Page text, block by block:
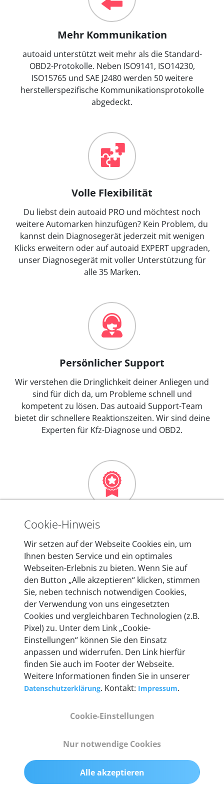
Mehr Kommunikation
autoaid unterstützt weit mehr als die Standard-
OBD2-Protokolle. Neben ISO9141, ISO14230,
ISO15765 und SAE J2480 werden 50 weitere
herstellerspezifische Kommunikationsprotokolle
abgedeckt.
Volle Flexibilität
Du liebst dein autoaid PRO und möchtest noch
weitere Automarken hinzufügen? Kein Problem, du
kannst dein Diagnosegerät jederzeit mit wenigen
Klicks erweitern oder auf autoaid EXPERT upgraden,
unser Diagnosegerät mit voller Unterstützung für
alle 35 Marken.
Persönlicher Support
Wir verstehen die Dringlichkeit deiner Anliegen und
sind für dich da, um Probleme schnell und
kompetent zu lösen. Das autoaid Support-Team
bietet dir schnellere Reaktionszeiten. Wir sind deine
Experten für Kfz-Diagnose und OBD2.
Mehr als 10 Jahre Erfahrung
In den Kfz-Diagnosegeräten von autoaid stecken
mehr als 10 Jahre Erfahrung, und auch in Zukunft
entwickeln wir unsere Produkte am Standort in
Berlin laufend weiter. Auf diese Qualität vertrauen
heute mehr als 60.000 Privatkunden und
Unternehmen.
Technische Details &
Lieferumfang
Abmessungen
Gewicht
200 g
Cookie-Hinweis
Wir setzen auf der Webseite Cookies ein, um
Ihnen besten Service und ein optimales
Webseiten-Erlebnis zu bieten. Wenn Sie auf
den Button „Alle akzeptieren“ klicken, stimmen
Sie, neben technisch notwendigen Cookies,
der Verwendung von uns eingesetzten
Cookies und vergleichbaren Technologien (z.B.
Pixel) zu. Unter dem Link „Cookie-
Einstellungen“ können Sie den Einsatz
anpassen und widerrufen. Den Link hierfür
finden Sie auch im Footer der Webseite.
Weitere Informationen finden Sie in unserer
Datenschutzerklärung. Kontakt: Impressum.
Cookie-Einstellungen
Nur notwendige Cookies
Alle akzeptieren